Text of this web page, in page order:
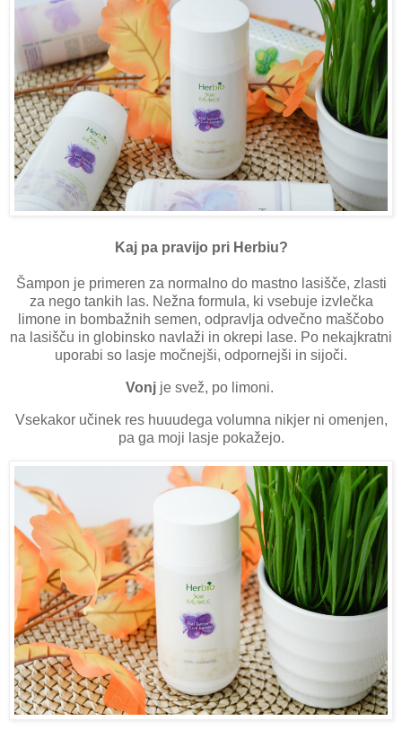
Kaj pa pravijo pri Herbiu?
Šampon je primeren za normalno do mastno lasišče, zlasti
za nego tankih las. Nežna formula, ki vsebuje izvlečka
limone in bombažnih semen, odpravlja odvečno maščobo
na lasišču in globinsko navlaži in okrepi lase. Po nekajkratni
uporabi so lasje močnejši, odpornejši in sijoči.
Vonj je svež, po limoni.
Vsekakor učinek res huuudega volumna nikjer ni omenjen,
pa ga moji lasje pokažejo.